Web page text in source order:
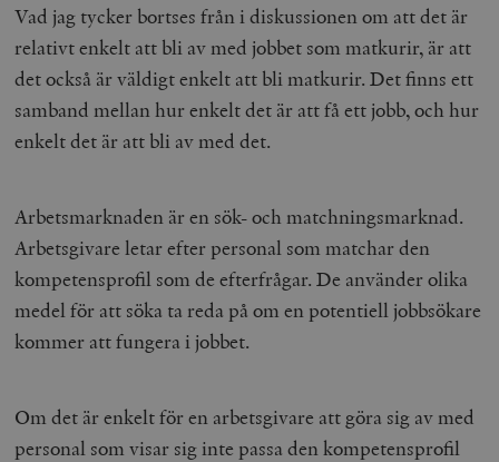
Vad jag tycker bortses från i diskussionen om att det är
relativt enkelt att bli av med jobbet som matkurir, är att
det också är väldigt enkelt att bli matkurir. Det finns ett
samband mellan hur enkelt det är att få ett jobb, och hur
enkelt det är att bli av med det.
Arbetsmarknaden är en sök- och matchningsmarknad.
Arbetsgivare letar efter personal som matchar den
kompetensprofil som de efterfrågar. De använder olika
medel för att söka ta reda på om en potentiell jobbsökare
kommer att fungera i jobbet.
Om det är enkelt för en arbetsgivare att göra sig av med
personal som visar sig inte passa den kompetensprofil